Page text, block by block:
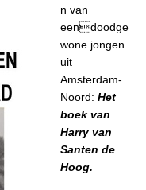
n van
eendoodge
wone jongen
uit
Amsterdam-
Noord: Het
boek van
Harry van
Santen de
Hoog.